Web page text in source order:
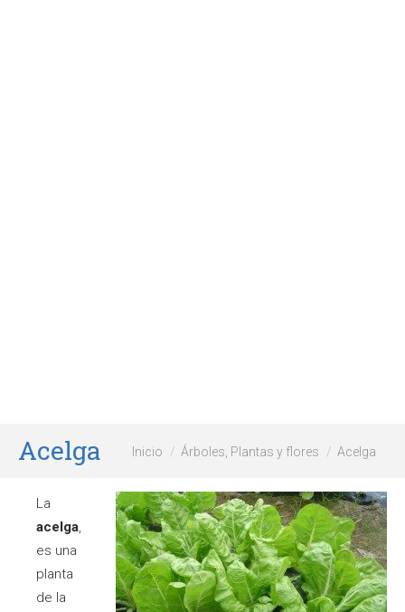
Acelga Estás aquí:
Inicio Árboles, Plantas y flores Acelga
La
acelga,
es una
planta
de la